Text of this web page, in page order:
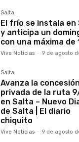
Salta
El frío se instala en
y anticipa un
con una máxima de
Vive Noticias - 9 de agosto
Salta
Avanza la concesión
privada de la ruta
en Salta – Nuevo
de Salta | El diario
chiquito
Vive Noticias - 9 de agosto